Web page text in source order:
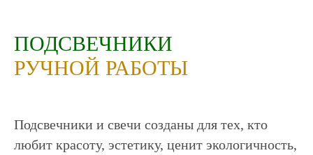
ПОДСВЕЧНИКИ
РУЧНОЙ РАБОТЫ
Подсвечники и свечи созданы для тех, кто
любит красоту, эстетику, ценит экологичность,